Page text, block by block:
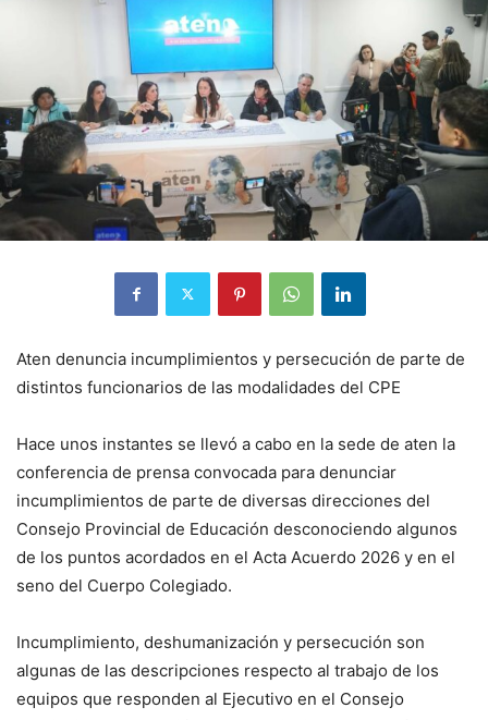
Aten denuncia incumplimientos y persecución de parte de
distintos funcionarios de las modalidades del CPE
Hace unos instantes se llevó a cabo en la sede de aten la
conferencia de prensa convocada para denunciar
incumplimientos de parte de diversas direcciones del
Consejo Provincial de Educación desconociendo algunos
de los puntos acordados en el Acta Acuerdo 2026 y en el
seno del Cuerpo Colegiado.
Incumplimiento, deshumanización y persecución son
algunas de las descripciones respecto al trabajo de los
equipos que responden al Ejecutivo en el Consejo